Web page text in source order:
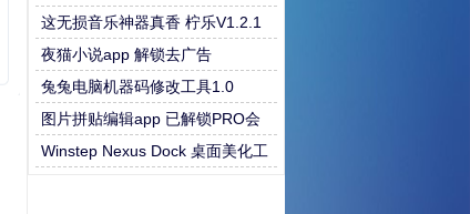
平铺排列
这无损音乐神器真香 柠乐V1.2.1
夜猫小说app 解锁去广告
兔兔电脑机器码修改工具1.0
图片拼贴编辑app 已解锁PRO会
员
Winstep Nexus Dock 桌面美化工